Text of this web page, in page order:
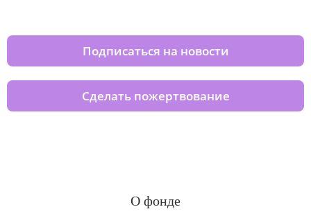
Подписаться на новости
Сделать пожертвование
О фонде